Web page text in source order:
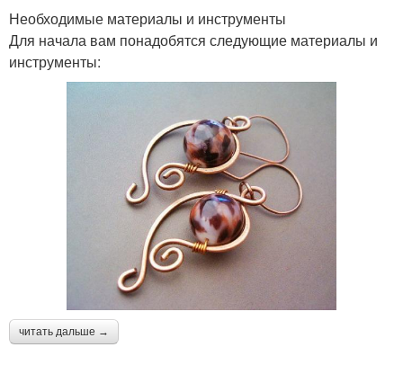
Необходимые материалы и инструменты
Для начала вам понадобятся следующие материалы и
инструменты:
читать дальше →